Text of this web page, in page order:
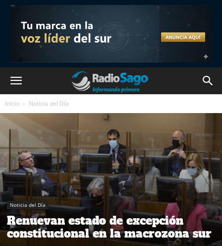
Inicio Noticia del Día
Noticia del Día
Renuevan estado de excepción
constitucional en la macrozona sur